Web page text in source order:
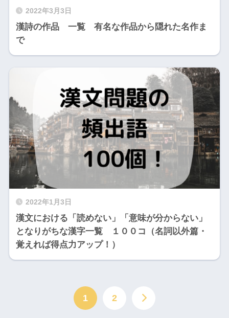
2022年3月3日
漢詩の作品 一覧 有名な作品から隠れた名作ま
で
2022年1月3日
漢文における「読めない」「意味が分からない」
となりがちな漢字一覧 １００コ（名詞以外篇・
覚えれば得点力アップ！）
1 2